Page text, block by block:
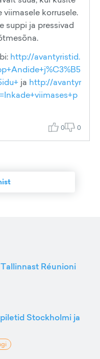
korrusele.
suppi ja pressivad
http://avantyristid.
ja http://avantyr
0 0
Réunioni
Stockholmi ja